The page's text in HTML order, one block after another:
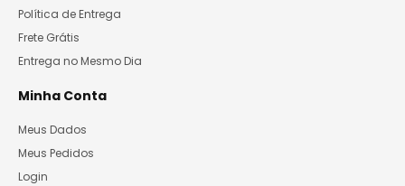
Política de Entrega
Frete Grátis
Entrega no Mesmo Dia
Minha Conta
Meus Dados
Meus Pedidos
Login